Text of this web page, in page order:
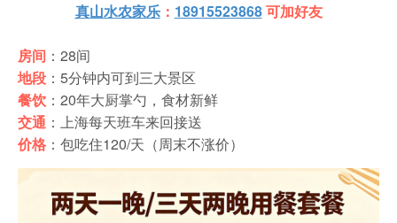
农家乐
真山水农家乐： 18915523868可加好友
房间 ：28间
地段 ：5分钟内可到三大景区
餐饮 ：20年大厨掌勺，食材新鲜
交通 ：上海每天班车来回接送
价格 ：包吃住120/天（周末不涨价）